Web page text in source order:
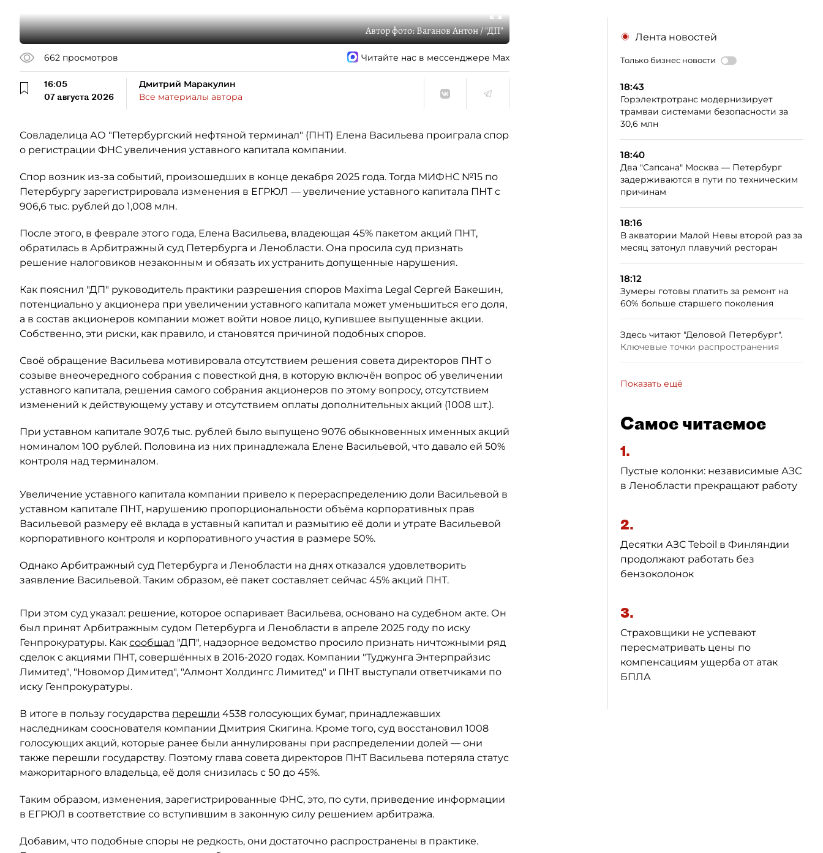
Автор фото:Ваганов Антон / "ДП"
662 просмотров Читайте нас в мессенджере Max
16:05
07 августа 2026
Дмитрий Маракулин
Все материалы автора
Совладелица АО "Петербургский нефтяной терминал" (ПНТ) Елена Васильева проиграла спор
о регистрации ФНС увеличения уставного капитала компании.
Спор возник из-за событий, произошедших в конце декабря 2025 года. Тогда МИФНС №15 по
Петербургу зарегистрировала изменения в ЕГРЮЛ — увеличение уставного капитала ПНТ с
906,6 тыс. рублей до 1,008 млн.
После этого, в феврале этого года, Елена Васильева, владеющая 45% пакетом акций ПНТ,
обратилась в Арбитражный суд Петербурга и Ленобласти. Она просила суд признать
решение налоговиков незаконным и обязать их устранить допущенные нарушения.
Как пояснил "ДП" руководитель практики разрешения споров Maxima Legal Сергей Бакешин,
потенциально у акционера при увеличении уставного капитала может уменьшиться его доля,
а в состав акционеров компании может войти новое лицо, купившее выпущенные акции.
Собственно, эти риски, как правило, и становятся причиной подобных споров.
Своё обращение Васильева мотивировала отсутствием решения совета директоров ПНТ о
созыве внеочередного собрания с повесткой дня, в которую включён вопрос об увеличении
уставного капитала, решения самого собрания акционеров по этому вопросу, отсутствием
изменений к действующему уставу и отсутствием оплаты дополнительных акций (1008 шт.).
При уставном капитале 907,6 тыс. рублей было выпущено 9076 обыкновенных именных акций
номиналом 100 рублей. Половина из них принадлежала Елене Васильевой, что давало ей 50%
контроля над терминалом.
Увеличение уставного капитала компании привело к перераспределению доли Васильевой в
уставном капитале ПНТ, нарушению пропорциональности объёма корпоративных прав
Васильевой размеру её вклада в уставный капитал и размытию её доли и утрате Васильевой
корпоративного контроля и корпоративного участия в размере 50%.
Однако Арбитражный суд Петербурга и Ленобласти на днях отказался удовлетворить
заявление Васильевой. Таким образом, её пакет составляет сейчас 45% акций ПНТ.
При этом суд указал: решение, которое оспаривает Васильева, основано на судебном акте. Он
был принят Арбитражным судом Петербурга и Ленобласти в апреле 2025 году по иску
Генпрокуратуры. Как сообщал "ДП", надзорное ведомство просило признать ничтожными ряд
сделок с акциями ПНТ, совершённых в 2016-2020 годах. Компании "Туджунга Энтерпрайзис
Лимитед", "Новомор Димитед", "Алмонт Холдингс Лимитед" и ПНТ выступали ответчиками по
иску Генпрокуратуры.
В итоге в пользу государства перешли 4538 голосующих бумаг, принадлежавших
наследникам сооснователя компании Дмитрия Скигина. Кроме того, суд восстановил 1008
голосующих акций, которые ранее были аннулированы при распределении долей — они
также перешли государству. Поэтому глава совета директоров ПНТ Васильева потеряла статус
мажоритарного владельца, её доля снизилась с 50 до 45%.
Таким образом, изменения, зарегистрированные ФНС, это, по сути, приведение информации
в ЕГРЮЛ в соответствие со вступившим в законную силу решением арбитража.
Добавим, что подобные споры не редкость, они достаточно распространены в практике.
Лента новостей
Только бизнес новости
18:43
Горэлектротранс модернизирует
трамваи системами безопасности за
30,6 млн
18:40
Два "Сапсана" Москва — Петербург
задерживаются в пути по техническим
причинам
18:16
В акватории Малой Невы второй раз за
месяц затонул плавучий ресторан
18:12
Зумеры готовы платить за ремонт на
60% больше старшего поколения
Здесь читают "Деловой Петербург".
Ключевые точки распространения
Показать ещё
Самое читаемое
1.
Пустые колонки: независимые АЗС
в Ленобласти прекращают работу
2.
Десятки АЗС Teboil в Финляндии
продолжают работать без
бензоколонок
3.
Страховщики не успевают
пересматривать цены по
компенсациям ущерба от атак
БПЛА